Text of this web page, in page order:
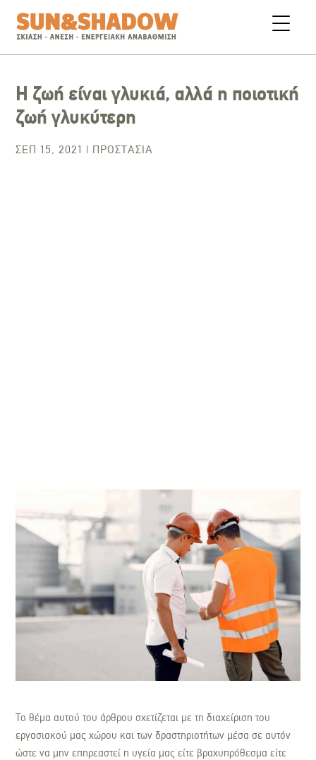
Η ζωή είναι γλυκιά, αλλά η ποιοτική
ζωή γλυκύτερη
ΣΕΠ 15, 2021 | ΠΡΟΣΤΑΣΊΑ
Το θέμα αυτού του άρθρου σχετίζεται με τη διαχείριση του
εργασιακού μας χώρου και των δραστηριοτήτων μέσα σε αυτόν
ώστε να μην επηρεαστεί η υγεία μας είτε βραχυπρόθεσμα είτε